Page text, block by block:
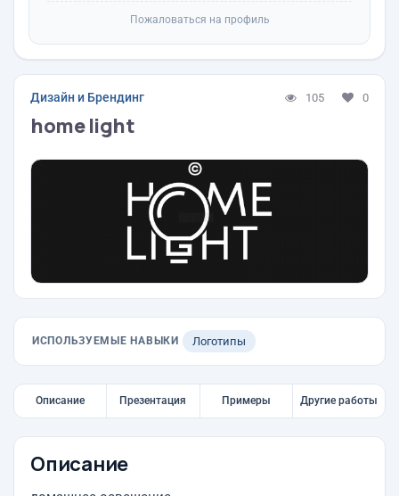
Пожаловаться на профиль
Дизайн и Брендинг 105 0
home light
ИСПОЛЬЗУЕМЫЕ НАВЫКИ Логотипы
Описание Презентация Примеры Другие работы
Описание